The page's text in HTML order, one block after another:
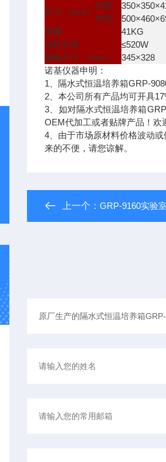
尺寸（mm）
内部
外部
净重
41KG
消耗功率
≤520W
搁板尺寸 （mm）
345×328
诺基仪器申明：
1、隔水式恒温培养箱GRP-
2、本公司所有产品均可开具
3、如对隔水式恒温培养箱
OEM代加工或者贴牌产品！欢
4、由于市场原材料价格波动
来的不便，请您谅解。
上一个：GRP-9160实验室隔水